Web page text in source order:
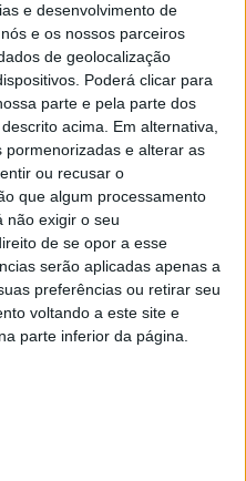
e desenvolvimento de
e os nossos parceiros
de geolocalização
Poderá clicar para
parte e pela parte dos
acima. Em alternativa,
pormenorizadas e alterar as
ou recusar o
que algum processamento
não exigir o seu
de se opor a esse
serão aplicadas apenas a
preferências ou retirar seu
voltando a este site e
parte inferior da página.
de cerca de 3000
através do Núcleo de